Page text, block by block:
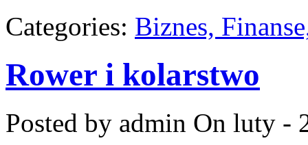
Categories: Biznes,
Rower i kolarstwo
Posted by admin On luty -